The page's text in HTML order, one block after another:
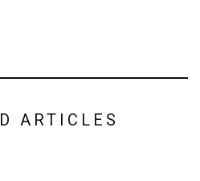
ARTICLES